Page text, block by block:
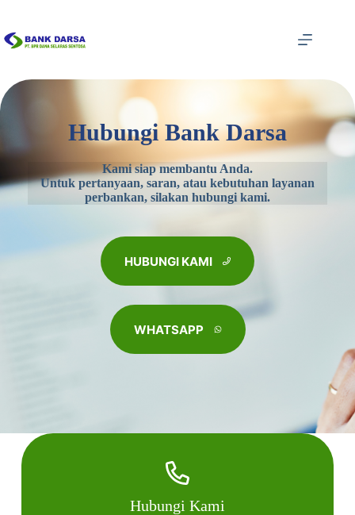
content
Hubungi Bank Darsa
Kami siap membantu Anda.
Untuk pertanyaan, saran, atau kebutuhan layanan
perbankan, silakan hubungi kami.
HUBUNGI KAMI
WHATSAPP
Hubungi Kami